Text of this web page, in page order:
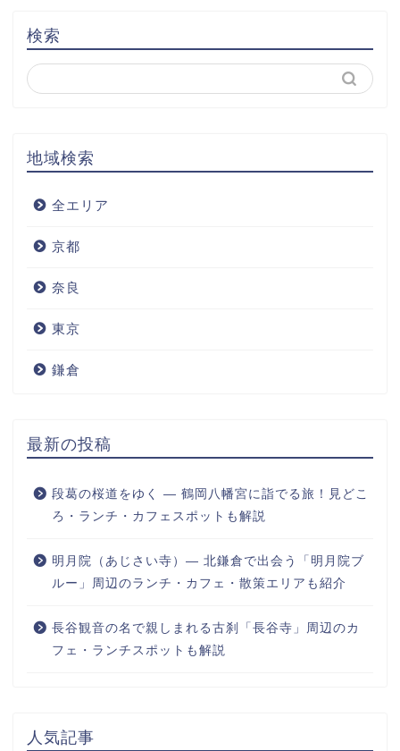
検索
地域検索
全エリア
京都
奈良
東京
鎌倉
最新の投稿
段葛の桜道をゆく ― 鶴岡八幡宮に詣でる旅！見どこ
ろ・ランチ・カフェスポットも解説
明月院（あじさい寺）― 北鎌倉で出会う「明月院ブ
ルー」周辺のランチ・カフェ・散策エリアも紹介
長谷観音の名で親しまれる古刹「長谷寺」周辺のカ
フェ・ランチスポットも解説
人気記事